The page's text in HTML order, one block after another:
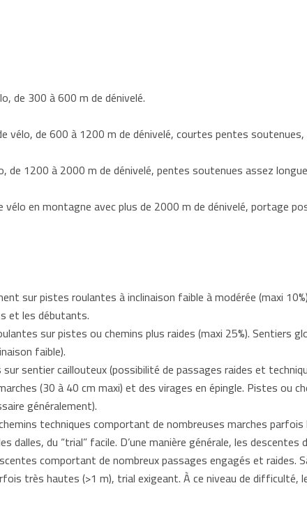
de 300 à 600 m de dénivelé.
vélo, de 600 à 1200 m de dénivelé, courtes pentes
de 1200 à 2000 m de dénivelé, pentes soutenues assez
vélo en montagne avec plus de 2000 m de dénivelé, portage
sur pistes roulantes à inclinaison faible à modérée (maxi
et les débutants.
sur pistes ou chemins plus raides (maxi 25%). Sentiers
faible).
sentier caillouteux (possibilité de passages raides et
(30 à 40 cm maxi) et des virages en épingle. Pistes ou
généralement).
techniques comportant de nombreuses marches
dalles, du “trial” facile. D’une manière générale, les
comportant de nombreux passages engagés et raides.
très hautes (>1 m), trial exigeant. À ce niveau de